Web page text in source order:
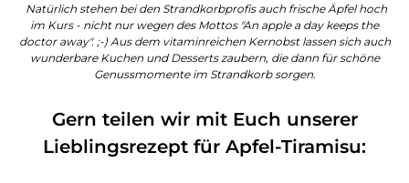
Natürlich stehen bei den Strandkorbprofis auch frische Äpfel hoch
im Kurs - nicht nur wegen des Mottos "An apple a day keeps the
doctor away". ;-) Aus dem vitaminreichen Kernobst lassen sich auch
wunderbare Kuchen und Desserts zaubern, die dann für schöne
Genussmomente im Strandkorb sorgen.
Gern teilen wir mit Euch unserer
Lieblingsrezept für Apfel-Tiramisu: